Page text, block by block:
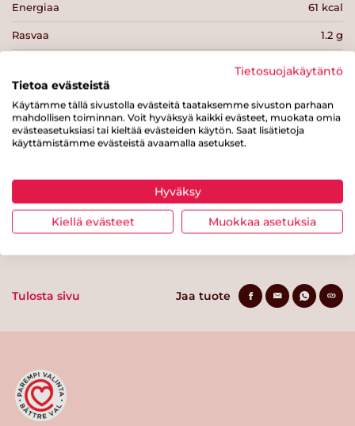
Energiaa 61 kcal
Rasvaa 1.2 g
Hiilihydraatteja
josta sokereita 0.2 g
Kuitua
Suolaa 0 g
Tulosta sivu Jaa tuote
Tietosuojakäytäntö
Tietoa evästeistä
Käytämme tällä sivustolla evästeitä taataksemme sivuston parhaan
mahdollisen toiminnan. Voit hyväksyä kaikki evästeet, muokata omia
evästeasetuksiasi tai kieltää evästeiden käytön. Saat lisätietoja
käyttämistämme evästeistä avaamalla asetukset.
Hyväksy
Kiellä evästeet Muokkaa asetuksia